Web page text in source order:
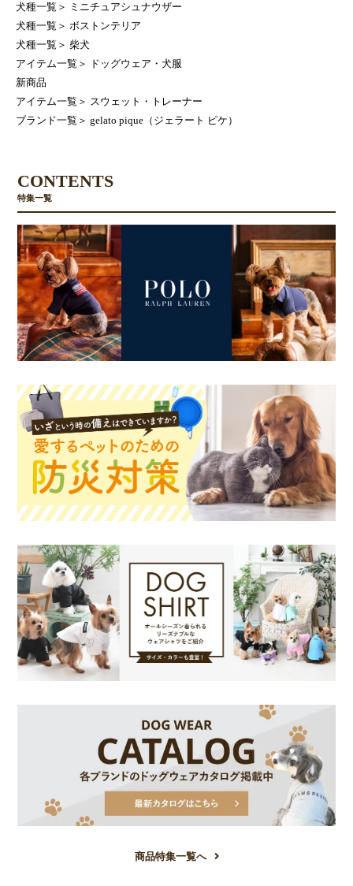
犬種一覧 ＞
ミニチュアシュナウザー
犬種一覧 ＞ ボストンテリア
犬種一覧 ＞ 柴犬
アイテム一覧 ＞
ドッグウェア・犬服
新商品
アイテム一覧 ＞ スウェット・トレーナー
ブランド一覧 ＞ gelato pique（ジェラート ピケ）
CONTENTS
特集一覧
商品特集一覧へ